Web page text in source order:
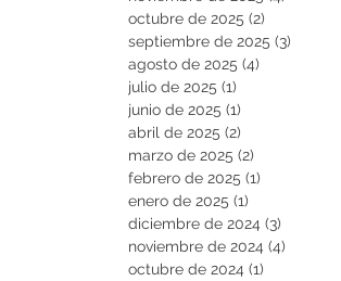
octubre de 2025 (2)
septiembre de 2025 (3)
agosto de 2025 (4)
julio de 2025 (1)
junio de 2025 (1)
abril de 2025 (2)
marzo de 2025 (2)
febrero de 2025 (1)
enero de 2025 (1)
diciembre de 2024 (3)
noviembre de 2024 (4)
octubre de 2024 (1)